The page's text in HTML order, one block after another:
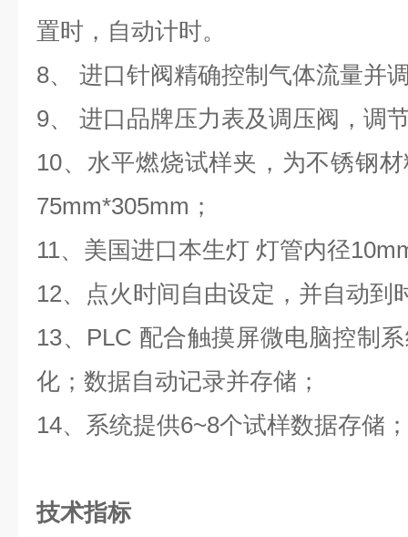
置时，自动计时。
8、 进口针阀精确控制气体流量并
9、 进口品牌压力表及调压阀，调
10、水平燃烧试样夹，为不锈钢
75mm*305mm；
11、美国进口本生灯 灯管内径
12、点火时间自由设定，并自动到
13、PLC 配合触摸屏微电脑控制
化；数据自动记录并存储；
14、系统提供6~8个试样数据存储；
技术指标